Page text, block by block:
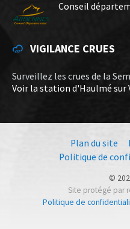
Conseil
VIGILANCE CRUES
Surveillez les crues de la
Voir la station d'Haulmé sur
Plan du site
Politique de
©
Site protégé par
Politique de